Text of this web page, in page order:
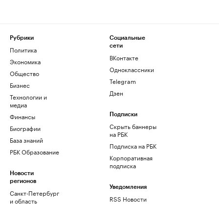
Рубрики
Политика
Экономика
Общество
Бизнес
Технологии и
медиа
Финансы
Биографии
База знаний
РБК Образование
Новости
регионов
Санкт-Петербург
и область
Социальные
сети
ВКонтакте
Одноклассники
Telegram
Дзен
Подписки
Скрыть баннеры
на РБК
Подписка на РБК
Корпоративная
подписка
Уведомления
RSS Новости